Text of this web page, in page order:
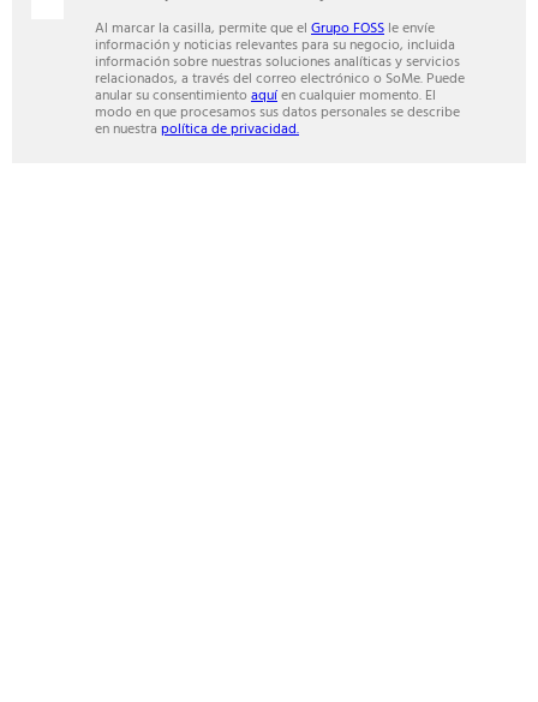
Al marcar la casilla, permite que el Grupo FOSS le envíe
información y noticias relevantes para su negocio, incluida
información sobre nuestras soluciones analíticas y servicios
relacionados, a través del correo electrónico o SoMe. Puede
anular su consentimiento aquíen cualquier momento. El
modo en que procesamos sus datos personales se describe
en nuestra política de privacidad.